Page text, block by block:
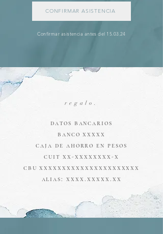
CONFIRMAR ASISTENCIA
Confirmar asistencia antes del 15.03.24
regalo.
datos bancarios
banco xxxxx
caja de ahorro en pesos
cuit xx-xxxxxxxx-x
cbu xxxxxxxxxxxxxxxxxxxxxx
alias: xxxx.xxxxx.xx